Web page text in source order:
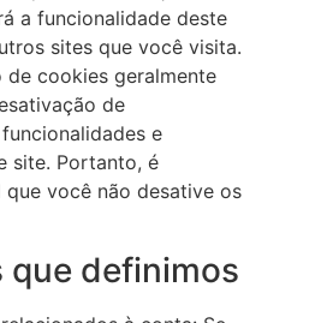
a funcionalidade deste
sites que você visita.
de cookies geralmente
de
e
site. Portanto, é
que você não desative os
que definimos